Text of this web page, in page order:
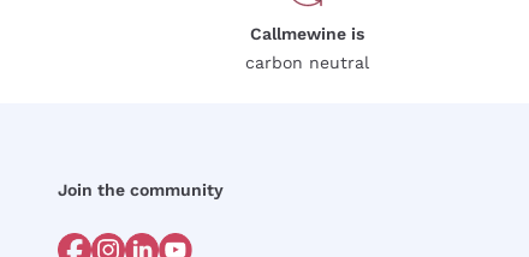
Callmewine is
carbon neutral
Join the community